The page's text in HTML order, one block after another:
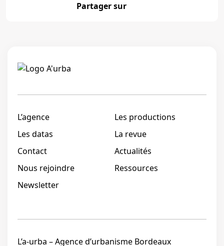
Partager sur
L’agence
Les productions
Les datas
La revue
Contact
Actualités
Nous rejoindre
Ressources
Newsletter
L’a-urba – Agence d’urbanisme Bordeaux